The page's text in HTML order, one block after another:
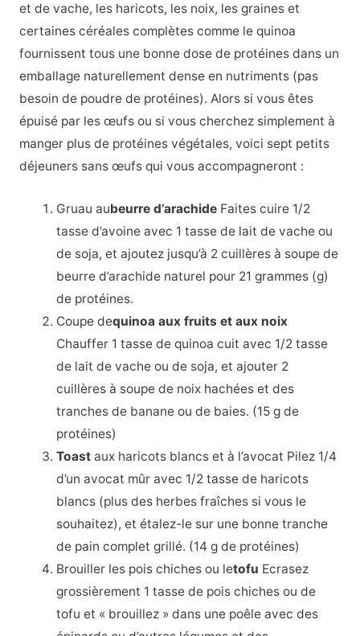
et de vache, les haricots, les noix, les graines et
certaines céréales complètes comme le quinoa
fournissent tous une bonne dose de protéines dans un
emballage naturellement dense en nutriments (pas
besoin de poudre de protéines). Alors si vous êtes
épuisé par les œufs ou si vous cherchez simplement à
manger plus de protéines végétales, voici sept petits
déjeuners sans œufs qui vous accompagneront :
Gruau aubeurre d’arachide Faites cuire 1/2
tasse d’avoine avec 1 tasse de lait de vache ou
de soja, et ajoutez jusqu’à 2 cuillères à soupe de
beurre d’arachide naturel pour 21 grammes (g)
de protéines.
Coupe dequinoa aux fruits et aux noix
Chauffer 1 tasse de quinoa cuit avec 1/2 tasse
de lait de vache ou de soja, et ajouter 2
cuillères à soupe de noix hachées et des
tranches de banane ou de baies. (15 g de
protéines)
Toast aux haricots blancs et à l’avocat Pilez 1/4
d’un avocat mûr avec 1/2 tasse de haricots
blancs (plus des herbes fraîches si vous le
souhaitez), et étalez-le sur une bonne tranche
de pain complet grillé. (14 g de protéines)
Brouiller les pois chiches ou letofu Ecrasez
grossièrement 1 tasse de pois chiches ou de
tofu et « brouillez » dans une poêle avec des